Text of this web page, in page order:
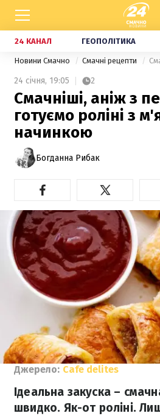
24 КАНАЛ ГЕОПОЛІТИКА
Новини Смачно Смачні рецепти
24 січня, 19:05 2
Смачніші, аніж з
готуємо роліні з
начинкою
Богданна Рибак
Джерело: Сafe delites
Ідеальна закуска –
швидко. Як-от роліні.